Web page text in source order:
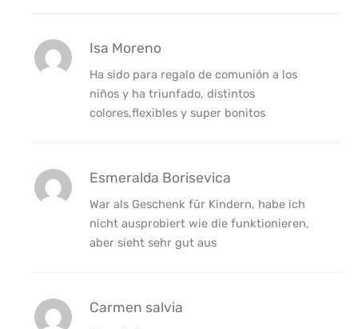
Isa Moreno
Ha sido para regalo de comunión a los
niños y ha triunfado, distintos
colores,flexibles y super bonitos
Esmeralda Borisevica
War als Geschenk für Kindern, habe ich
nicht ausprobiert wie die funktionieren,
aber sieht sehr gut aus
Carmen salvia